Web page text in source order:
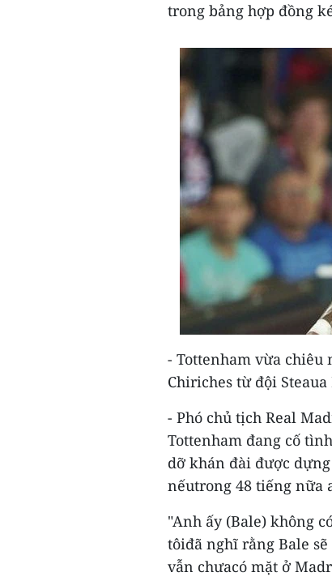
trong bảng hợp đồng
- Tottenham vừa chiêu
Chiriches từ đội
- Phó chủ tịch Real
Tottenham đang cố
dỡ khán đài được
nếutrong 48 tiếng nữa
"Anh ấy (Bale) không
tôiđã nghĩ rằng Bale
vẫn chưacó mặt ở